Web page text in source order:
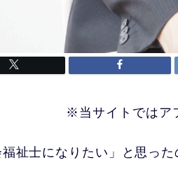
※当サイトではア
福祉士になりたい」と思っ